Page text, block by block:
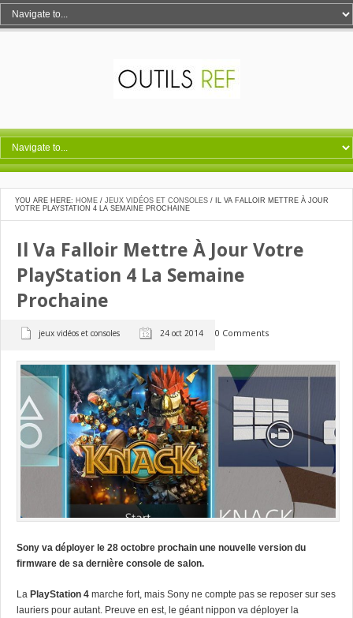
YOU ARE HERE: HOME / JEUX VIDÉOS ET CONSOLES /
IL VA FALLOIR METTRE À JOUR
VOTRE PLAYSTATION 4 LA SEMAINE PROCHAINE
Il Va Falloir Mettre À Jour Votre
PlayStation 4 La Semaine
Prochaine
jeux vidéos et consoles 24 oct 2014 0 Comments
Sony va déployer le 28 octobre prochain une nouvelle version du
firmware de sa dernière console de salon.
La PlayStation 4 marche fort, mais Sony ne compte pas se reposer sur ses
lauriers pour autant. Preuve en est, le géant nippon va déployer la